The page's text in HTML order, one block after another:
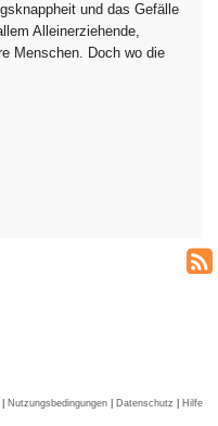
und das Gefälle
Alleinerziehende,
Menschen. Doch wo die
| Nutzungsbedingungen | Datenschutz | Hilfe